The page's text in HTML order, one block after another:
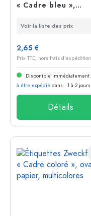
« Cadre bleu »,
papier, blanc-bleu
Voir la liste des prix
2,65 €
Prix TTC, hors frais d'expédition
Disponible immédiatement.
à être expédié dans : 1 à 2 jours
Détails